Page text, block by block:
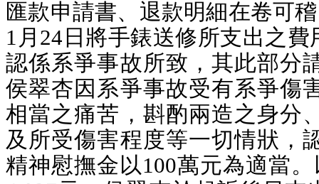
匯款申請書、退款明細在卷可
1月24日將手錶送修所支出之費
認係系爭事故所致，其此部分
侯翠杏因系爭事故受有系爭傷
相當之痛苦，斟酌兩造之身分
及所受傷害程度等一切情狀，
精神慰撫金 以100萬元為適當